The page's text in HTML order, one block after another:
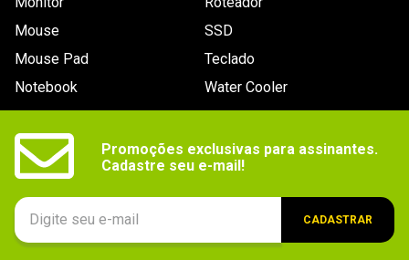
Mouse
Mouse Pad
Notebook
SSD
Teclado
Water Cooler
Promoções exclusivas para assinantes.
Cadastre seu e-mail!
CADASTRAR